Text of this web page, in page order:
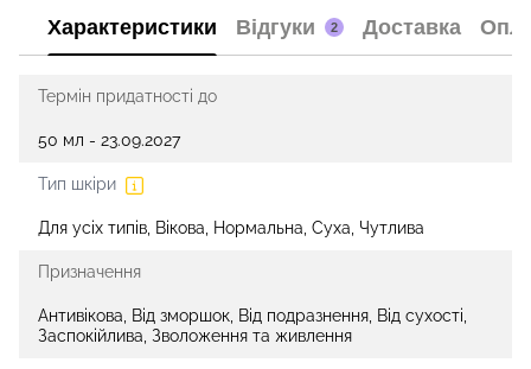
Характеристики Відгуки 2 Доставка
Термін придатності до
50 мл - 23.09.2027
Тип шкіри
Для усіх типів, Вікова, Нормальна, Суха, Чутлива
Призначення
Антивікова, Від зморшок, Від подразнення, Від сухості,
Заспокійлива, Зволоження та живлення